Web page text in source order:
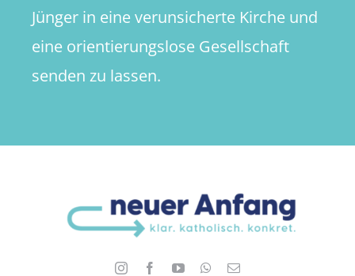
Jünger in eine verunsicherte Kirche und
eine orientierungslose Gesellschaft
senden zu lassen.